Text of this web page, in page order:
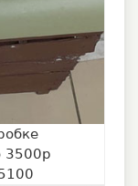
3500р